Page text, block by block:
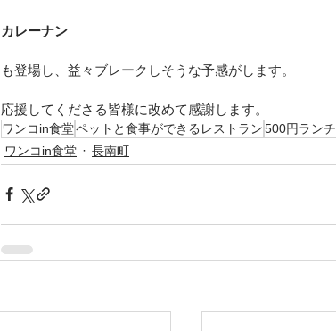
カレーナン
も登場し、益々ブレークしそうな予感がします。
応援してくださる皆様に改めて感謝します。
ワンコin食堂ペットと食事ができるレストラン500円ランチ
ワンコin食堂
長南町